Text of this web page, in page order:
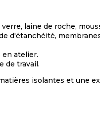
laine de roche,
d'étanchéité,
atelier.
de travail.
isolantes et une